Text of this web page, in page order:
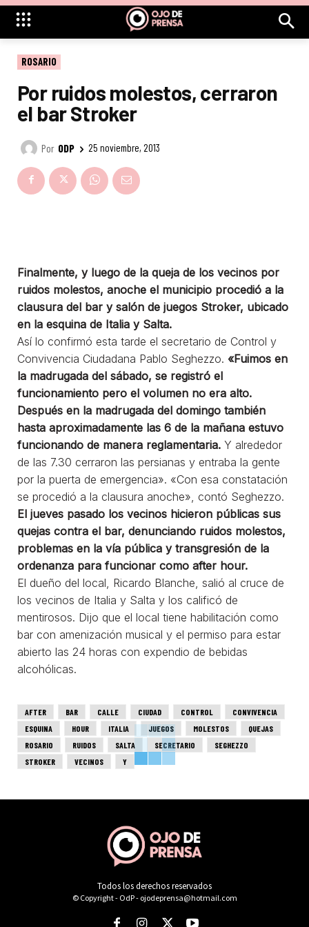
ROSARIO
Por ruidos molestos, cerraron
el bar Stroker
Por ODP 25 noviembre, 2013
Finalmente, y luego de la queja de los vecinos por
ruidos molestos, anoche el municipio procedió a la
clausura del bar y salón de juegos Stroker, ubicado
en la esquina de Italia y Salta.
Así lo confirmó esta tarde el secretario de Control y
Convivencia Ciudadana Pablo Seghezzo. «Fuimos en
la madrugada del sábado, se registró el
funcionamiento pero el volumen no era alto.
Después en la madrugada del domingo también
hasta aproximadamente las 6 de la mañana estuvo
funcionando de manera reglamentaria. Y alrededor
de las 7.30 cerraron las persianas y entraba la gente
por la puerta de emergencia». «Con esa constatación
se procedió a la clausura anoche», contó Seghezzo.
El jueves pasado los vecinos hicieron públicas sus
quejas contra el bar, denunciando ruidos molestos,
problemas en la vía pública y transgresión de la
ordenanza para funcionar como after hour.
El dueño del local, Ricardo Blanche, salió al cruce de
los vecinos de Italia y Salta y los calificó de
mentirosos. Dijo que el local tiene habilitación como
bar con amenización musical y el permiso para estar
abierto las 24 horas con expendio de bebidas
alcohólicas.
AFTER BAR CALLE CIUDAD CONTROL
CONVIVENCIA
ESQUINA
HOUR ITALIA JUEGOS MOLESTOS
QUEJAS
ROSARIO
RUIDOS SALTA SECRETARIO
SEGHEZZO
STROKER
VECINOS Y